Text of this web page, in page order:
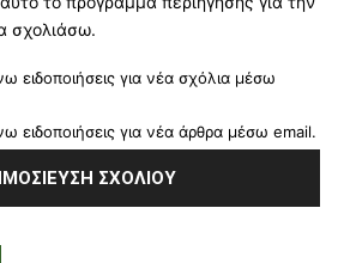
σχολιάσω.
ειδοποιήσεις για νέα σχόλια μέσω
ειδοποιήσεις για νέα άρθρα μέσω email.